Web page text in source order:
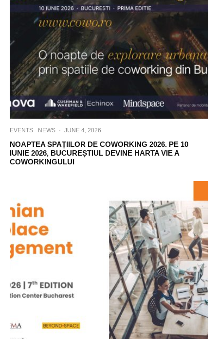
EVENTS NEWS · JUNE 4, 2026
NOAPTEA SPAȚIILOR DE COWORKING 2026. PE 10
IUNIE 2026, BUCUREȘTIUL DEVINE HARTA VIE A
COWORKINGULUI